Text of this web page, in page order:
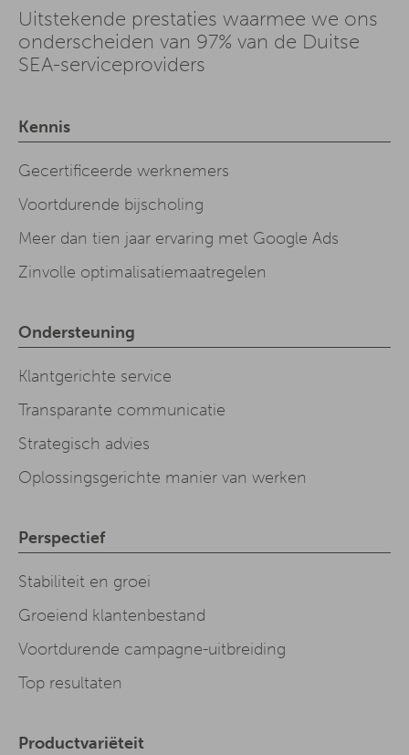
Uitstekende prestaties waarmee we ons
onderscheiden van 97% van de Duitse
SEA-serviceproviders
Kennis
Gecertificeerde werknemers
Voortdurende bijscholing
Meer dan tien jaar ervaring met Google Ads
Zinvolle optimalisatiemaatregelen
Ondersteuning
Klantgerichte service
Transparante communicatie
Strategisch advies
Oplossingsgerichte manier van werken
Perspectief
Stabiliteit en groei
Groeiend klantenbestand
Voortdurende campagne-uitbreiding
Top resultaten
Productvariëteit